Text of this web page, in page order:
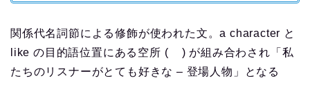
関係代名詞節による修飾が使われた文。a character と
like の目的語位置にある空所 ( ) が組み合わされ「私
たちのリスナーがとても好きな – 登場人物」となる